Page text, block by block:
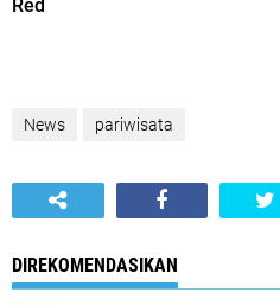
Red
News pariwisata
DIREKOMENDASIKAN